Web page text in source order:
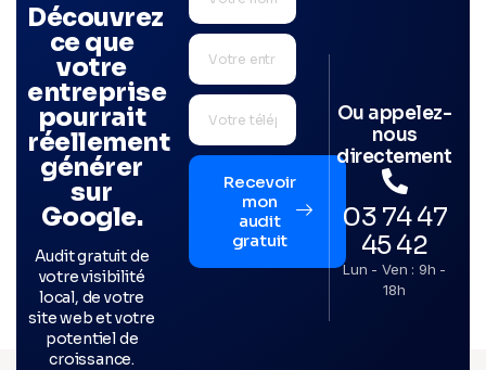
Découvrez
ce que
votre
entreprise
pourrait
réellement
générer
sur
Google.
Audit gratuit de
votre visibilité
local, de votre
site web et votre
potentiel de
croissance.
Recevoir
mon
audit
gratuit
Ou appelez-
nous
directement
03 74 47
45 42
Lun - Ven : 9h -
18h